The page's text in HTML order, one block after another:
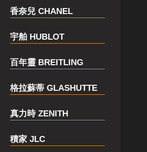
香奈兒 CHANEL
宇舶 HUBLOT
百年靈 BREITLING
格拉蘇蒂 GLASHUTTE
真力時 ZENITH
積家 JLC